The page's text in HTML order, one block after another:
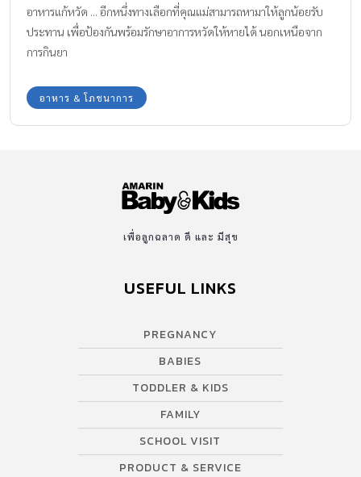
อาหารแก้หวัด ... อีกหนึ่งทางเลือกที่คุณแม่สามารถหามาให้ลูกน้อยรับ
ประทาน เพื่อป้องกันพร้อมรักษาอาการหวัดให้หายได้ นอกเหนือจาก
การกินยา
อาหาร & โภชนาการ
เพื่อลูกฉลาด ดี และ มีสุข
USEFUL LINKS
PREGNANCY
BABIES
TODDLER & KIDS
FAMILY
SCHOOL VISIT
PRODUCT & SERVICE